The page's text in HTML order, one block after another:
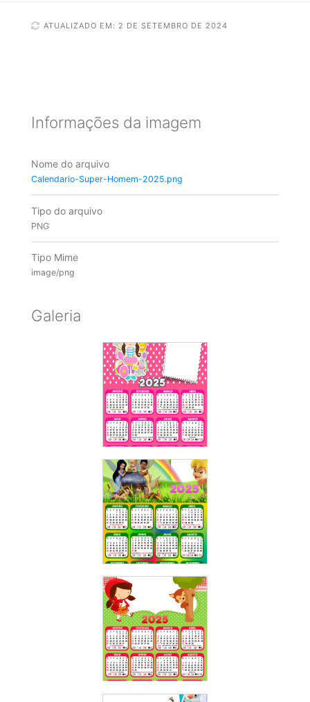
ATUALIZADO EM: 2 DE SETEMBRO DE 2024
Informações da imagem
Nome do arquivo
Calendario-Super-Homem-2025.png
Tipo do arquivo
PNG
Tipo Mime
image/png
Galeria